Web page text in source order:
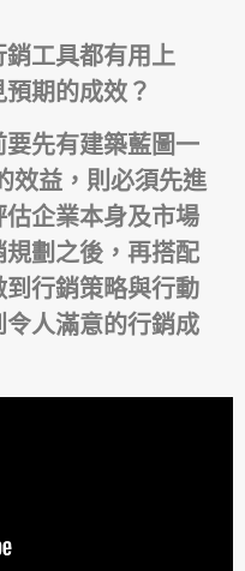
工具都有用上
期的成效？
要先有建築藍圖一
效益，則必須先進
企業本身及市場
規劃之後，再搭配
行銷策略與行動
人滿意的行銷成